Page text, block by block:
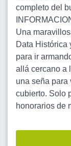
completo del
Una
Data Histórica
para ir
allá cercano a
una seña para
cubierto. Solo
honorarios de